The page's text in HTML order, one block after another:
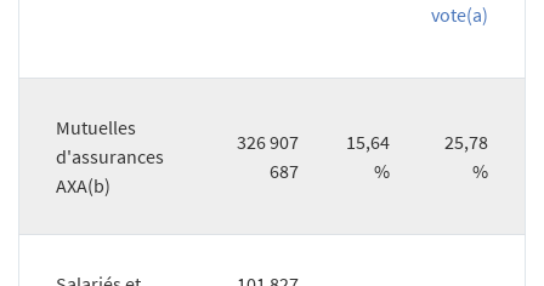
vote(a)
Mutuelles
d'assurances
AXA(b)
326 907
687
15,64
%
25,78
%